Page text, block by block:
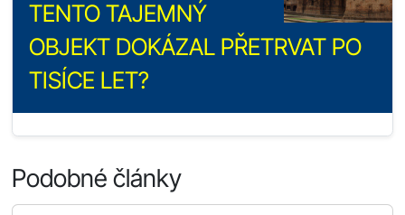
TENTO TAJEMNÝ
OBJEKT DOKÁZAL PŘETRVAT PO
TISÍCE LET?
Podobné články